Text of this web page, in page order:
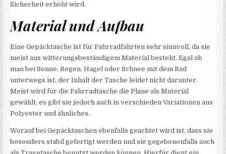
Sicherheit erhöht wird.
Material und Aufbau
Eine Gepäcktasche ist für Fahrradfahrten sehr sinnvoll, da sie
meist aus witterungsbeständigem Material besteht. Egal ob
man bei Sonne, Regen, Hagel oder Schnee mit dem Rad
unterwegs ist, der Inhalt der Tasche leidet nicht darunter.
Meist wird für die Fahrradtasche die Plane als Material
gewählt, es gibt sie jedoch auch in verschieden Variationen aus
Polyester und ähnliches.
Worauf bei Gepäcktaschen ebenfalls geachtet wird ist, dass sie
besonders stabil gefertigt werden und sie gegebenenfalls auch